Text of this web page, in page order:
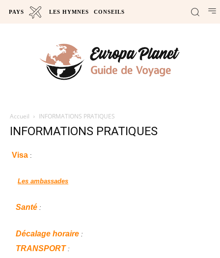
PAYS LES HYMNES CONSEILS
Accueil INFORMATIONS PRATIQUES
INFORMATIONS PRATIQUES
Visa :
Les ambassades
Santé :
Décalage horaire :
TRANSPORT :